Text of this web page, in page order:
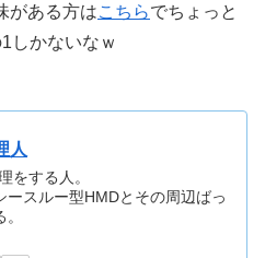
がある方はこちらでちょっと
しかないなｗ
人
をする人。
ースルー型HMDとその周辺ばっ